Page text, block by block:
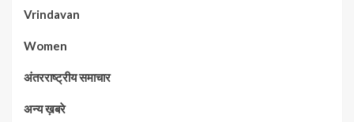
Vrindavan
Women
अंतरराष्ट्रीय समाचार
अन्य ख़बरे